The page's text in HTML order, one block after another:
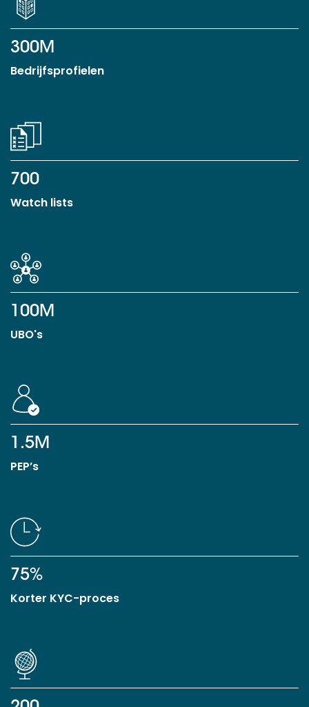
300M
Bedrijfsprofielen
700
Watch lists
100M
UBO's
1.5M
PEP’s
75%
Korter KYC-proces